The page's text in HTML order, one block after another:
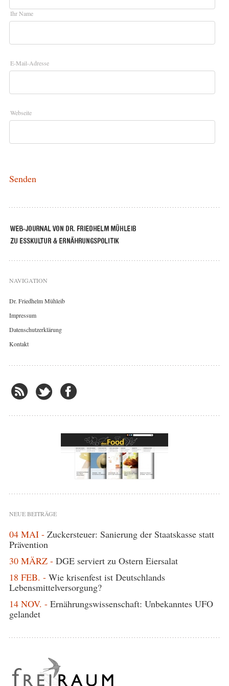
Ihr Name
E-Mail-Adresse
Webseite
NAVIGATION
Dr. Friedhelm Mühleib
Impressum
Datenschutzerklärung
Kontakt
NEUE BEITRÄGE
04 MAI - Zuckersteuer: Sanierung der Staatskasse statt
Prävention
30 MÄRZ - DGE serviert zu Ostern Eiersalat
18 FEB. - Wie krisenfest ist Deutschlands
Lebensmittelversorgung?
14 NOV. - Ernährungswissenschaft: Unbekanntes UFO
gelandet